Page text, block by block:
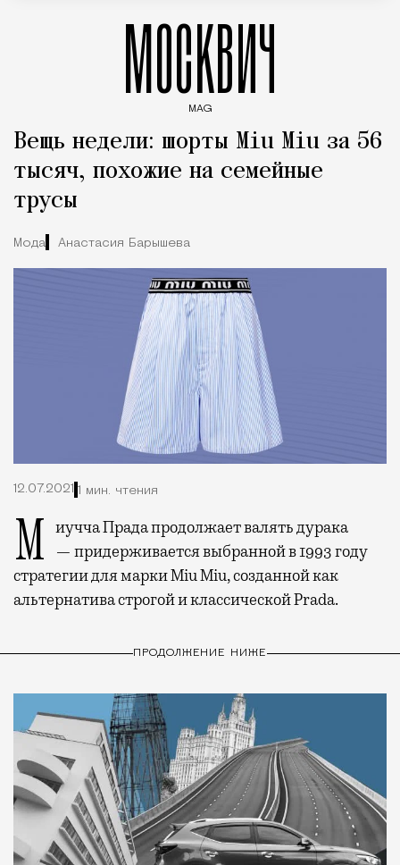
МОСКВИЧ
MAG
Вещь недели: шорты Miu Miu за 56
тысяч, похожие на семейные
трусы
Мода Анастасия Барышева
12.07.2021 1 мин. чтения
Миучча Прада продолжает валять дурака
— придерживается выбранной в 1993 году
стратегии для марки Miu Miu, созданной как
альтернатива строгой и классической Prada.
ПРОДОЛЖЕНИЕ НИЖЕ